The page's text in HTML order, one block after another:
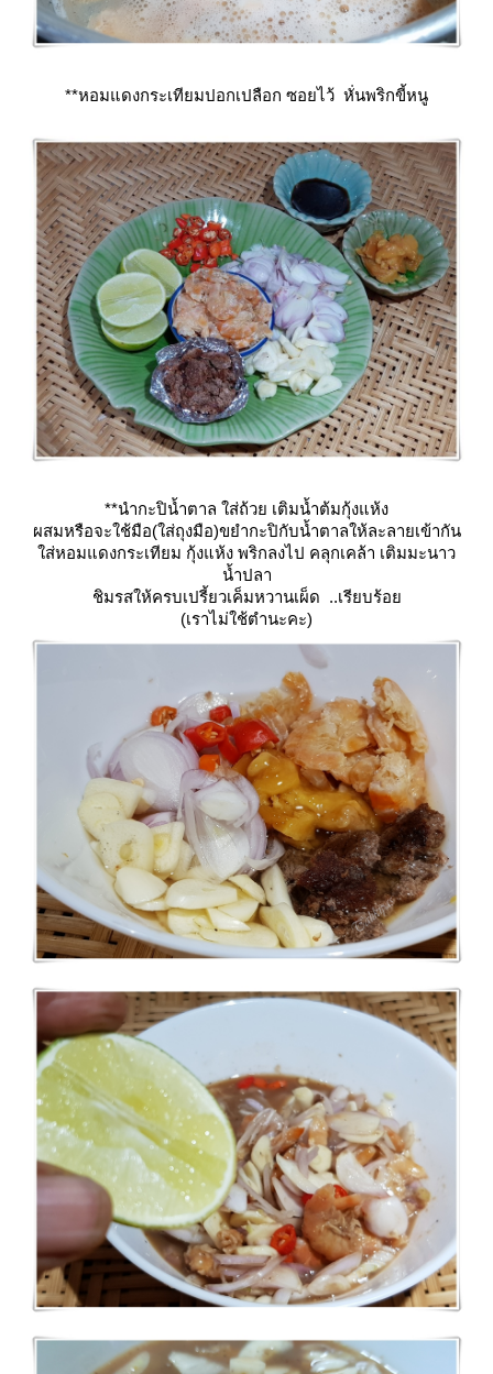
**หอมแดงกระเทียมปอกเปลือก ซอยไว้ หั่นพริกขี้หนู
**นำกะปิน้ำตาล ใส่ถ้วย เติมน้ำต้มกุ้งแห้ง
ผสมหรือจะใช้มือ(ใส่ถุงมือ)ขยำกะปิกับน้ำตาลให้ละลายเข้ากัน
ส่หอมแดงกระเทียม กุ้งแห้ง พริกลงไป คลุกเคล้า เติมมะนาว
น้ำปลา
ชิมรสให้ครบเปรี้ยวเค็มหวานเผ็ด ..เรียบร้อ
(เราไม่ใช้ตำนะคะ)